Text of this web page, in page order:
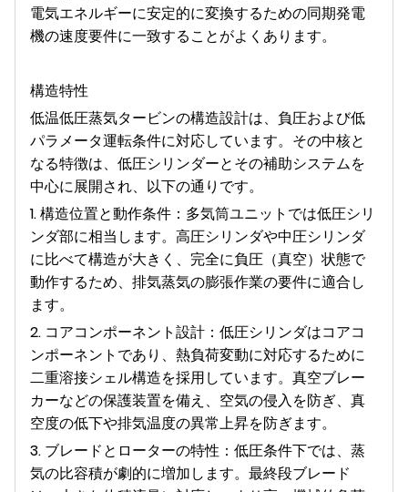
電気エネルギーに安定的に変換するための同期発電
機の速度要件に一致することがよくあります。
構造特性
低温低圧蒸気タービンの構造設計は、負圧および低
パラメータ運転条件に対応しています。その中核と
なる特徴は、低圧シリンダーとその補助システムを
中心に展開され、以下の通りです。
1. 構造位置と動作条件：多気筒ユニットでは低圧シリ
ンダ部に相当します。高圧シリンダや中圧シリンダ
に比べて構造が大きく、完全に負圧（真空）状態で
動作するため、排気蒸気の膨張作業の要件に適合し
ます。
2. コアコンポーネント設計：低圧シリンダはコアコ
ンポーネントであり、熱負荷変動に対応するために
二重溶接シェル構造を採用しています。真空ブレー
カーなどの保護装置を備え、空気の侵入を防ぎ、真
空度の低下や排気温度の異常上昇を防ぎます。
3. ブレードとローターの特性：低圧条件下では、蒸
気の比容積が劇的に増加します。最終段ブレード